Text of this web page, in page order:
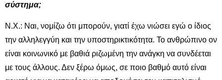
σύστημα;
Ν.Χ.: Ναι, νομίζω ότι μπορούν, γιατί έχω νιώσει εγώ ο ίδιος
την αλληλεγγύη και την υποστηρικτικότητα. Το ανθρώπινο ον
είναι κοινωνικό με βαθιά ριζωμένη την ανάγκη να συνδέεται
με τους άλλους. Δεν ξέρω όμως, σε ποιο βαθμό αυτό είναι